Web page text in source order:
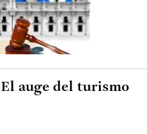
auge del turismo